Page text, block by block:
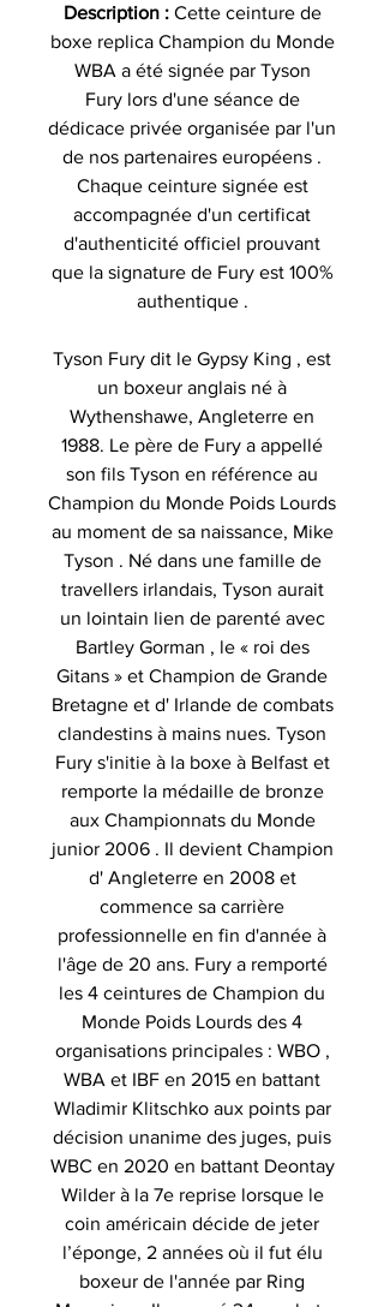
Description :Cette ceinture de
boxe replica Champion du Monde
WBA a été signée par Tyson
Fury lors d'une séance de
dédicace privée organisée par l'un
de nos partenaires européens .
Chaque ceinture signée est
accompagnée d'un certificat
d'authenticité officiel prouvant
que la signature de Fury est 100%
authentique .
Tyson Fury dit le Gypsy King , est
un boxeur anglais né à
Wythenshawe, Angleterre en
1988. Le père de Fury a appellé
son fils Tyson en référence au
Champion du Monde Poids Lourds
au moment de sa naissance, Mike
Tyson . Né dans une famille de
travellers irlandais, Tyson aurait
un lointain lien de parenté avec
Bartley Gorman , le « roi des
Gitans » et Champion de Grande
Bretagne et d' Irlande de combats
clandestins à mains nues. Tyson
Fury s'initie à la boxe à Belfast et
remporte la médaille de bronze
aux Championnats du Monde
junior 2006 . Il devient Champion
d' Angleterre en 2008 et
commence sa carrière
professionnelle en fin d'année à
l'âge de 20 ans. Fury a remporté
les 4 ceintures de Champion du
Monde Poids Lourds des 4
organisations principales : WBO ,
WBA et IBF en 2015 en battant
Wladimir Klitschko aux points par
décision unanime des juges, puis
WBC en 2020 en battant Deontay
Wilder à la 7e reprise lorsque le
coin américain décide de jeter
l’éponge, 2 années où il fut élu
boxeur de l'année par Ring